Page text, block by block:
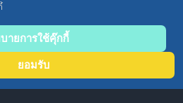
ายการใช้คุ๊กกี้
ยอมรับ
Notice) สำหรับการบริการสารสนเทศ
to top